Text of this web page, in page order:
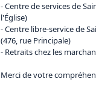
- Centre de services de
l'Église)
- Centre libre-service de
(476, rue Principale)
- Retraits chez les
Merci de votre